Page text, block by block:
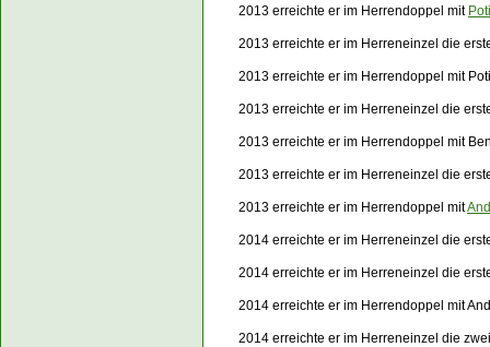
2013 erreichte er im Herrendoppel mit
2013 erreichte er im Herreneinzel die
2013 erreichte er im Herrendoppel mit
2013 erreichte er im Herreneinzel die
2013 erreichte er im Herrendoppel mit
2013 erreichte er im Herreneinzel die
2013 erreichte er im Herrendoppel mit
2014 erreichte er im Herreneinzel die
2014 erreichte er im Herreneinzel die
2014 erreichte er im Herrendoppel mit
2014 erreichte er im Herreneinzel die